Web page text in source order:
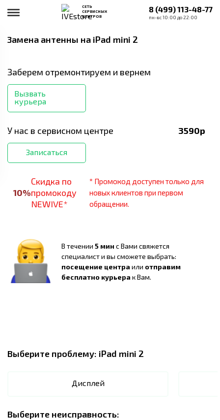
СЕТЬ
СЕРВИСНЫХ
ЦЕНТРОВ
8 (499) 113-48-77
пн-вс 10:00 до 22:00
Замена антенны на iPad mini 2
Заберем отремонтируем и вернем
Вызвать
курьера
У нас в сервисном центре 3590р
Записаться
10%
Скидка по
промокоду
NEWIVE*
* Промокод доступен только для
новых клиентов при первом
обращении.
В течении 5 мин с Вами свяжется
специалист и вы сможете выбрать:
посещение центра или отправим
бесплатно курьера к Вам.
Выберите проблему: iPad mini 2
Дисплей
Выберите неисправность: